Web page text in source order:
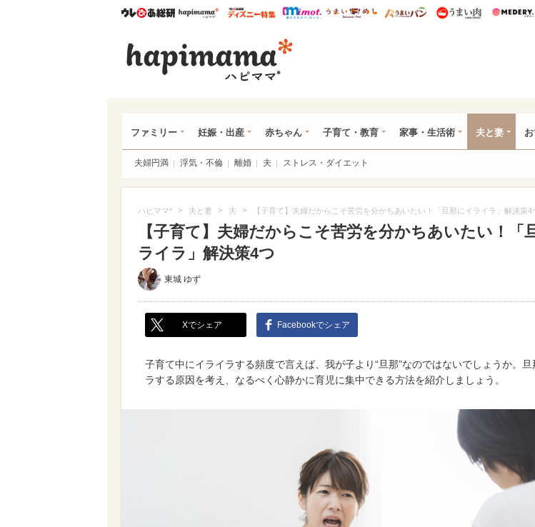
ウレぴあ総研ハピママ* ウレぴあ総研 ディズニー特集
mimot. うまいめし うまいパン うまい肉
ファミリー 妊娠・出産 赤ちゃん 子育て・教育 家事・生活術 夫と妻
夫婦円満 浮気・不倫 離婚 夫 ストレス・ダイエット
ハピママ* > 夫と妻 > 夫 > 【子育て】夫婦だからこそ苦労を分かちあいたい！「旦那にイライラ」解決策4
【子育て】夫婦だからこそ苦労を分かちあいたい！「
ライラ」解決策4つ
東城 ゆず
Xでシェア Facebookでシェア
子育て中にイライラする頻度で言えば、我が子より“旦那”なのではないでしょうか。旦
ラする原因を考え、なるべく心静かに育児に集中できる方法を紹介しましょう。